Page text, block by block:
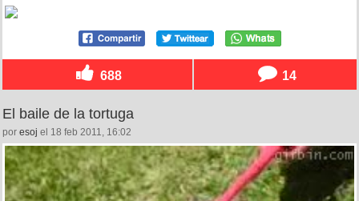
688 14
El baile de la tortuga
por esoj el 18 feb 2011, 16:02